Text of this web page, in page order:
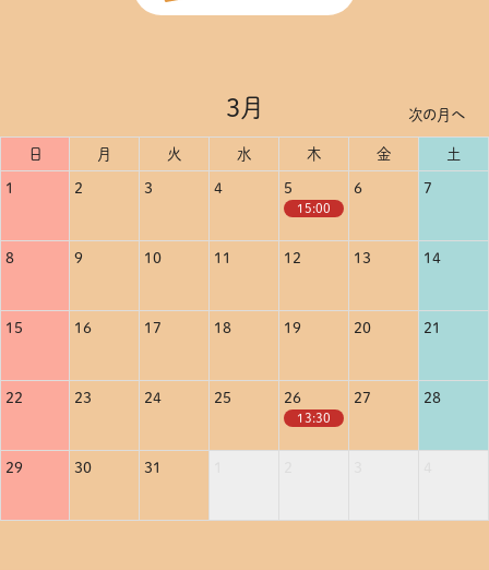
3月 次の月へ
日 月 火 水 木 金 土
1 2 3 4 5
15:00
6 7
8 9 10 11 12 13 14
15 16 17 18 19 20 21
22 23 24 25 26
13:30
27 28
29 30 31